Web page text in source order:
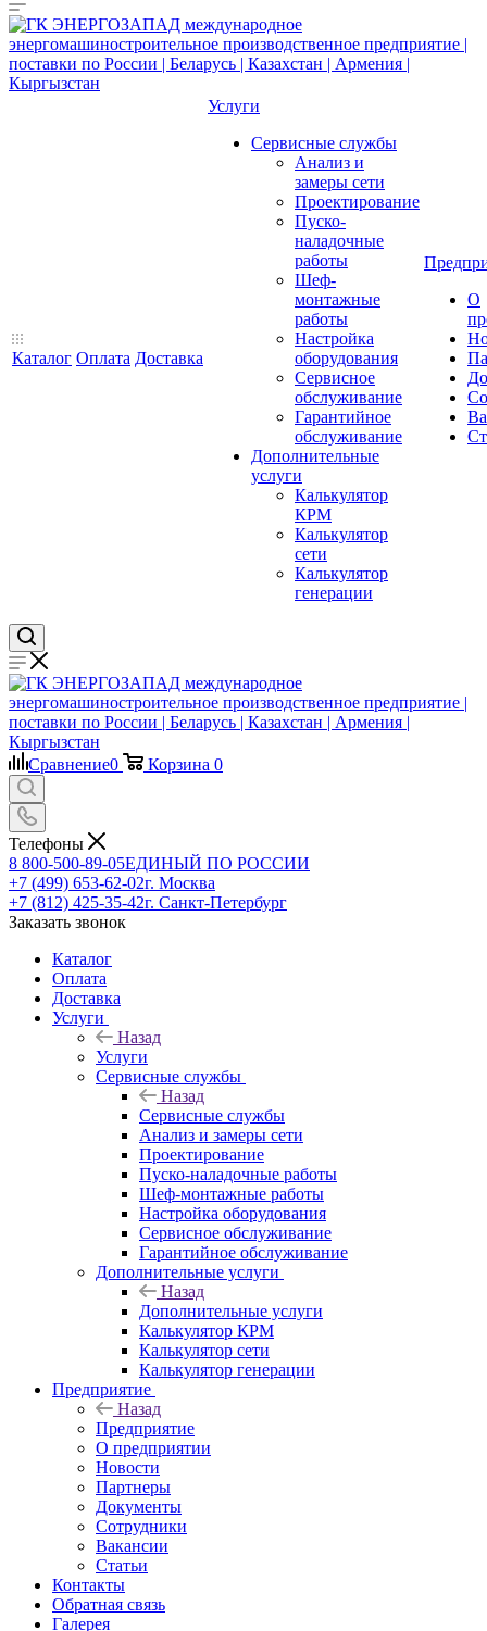
Каталог Оплата Доставка
Услуги
Сервисные службы
Анализ и
замеры сети
Проектирование
Пуско-
наладочные
работы
Шеф-
монтажные
работы
Настройка
оборудования
Сервисное
обслуживание
Гарантийное
обслуживание
Дополнительные
услуги
Калькулятор
КРМ
Калькулятор
сети
Калькулятор
генерации
О
Сравнение0 Корзина 0
Телефоны
8 800-500-89-05ЕДИНЫЙ ПО РОССИИ
+7 (499) 653-62-02г. Москва
+7 (812) 425-35-42г. Санкт-Петербург
Заказать звонок
Каталог
Оплата
Доставка
Услуги
Назад
Услуги
Сервисные службы
Назад
Сервисные службы
Анализ и замеры сети
Проектирование
Пуско-наладочные работы
Шеф-монтажные работы
Настройка оборудования
Сервисное обслуживание
Гарантийное обслуживание
Дополнительные услуги
Назад
Дополнительные услуги
Калькулятор КРМ
Калькулятор сети
Калькулятор генерации
Предприятие
Назад
Предприятие
О предприятии
Новости
Партнеры
Документы
Сотрудники
Вакансии
Статьи
Контакты
Обратная связь
Галерея